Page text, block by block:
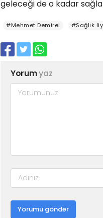
geleceği de o kadar
#Mehmet Demirel #Sağlık
Yorumyaz
Yorumu gönder